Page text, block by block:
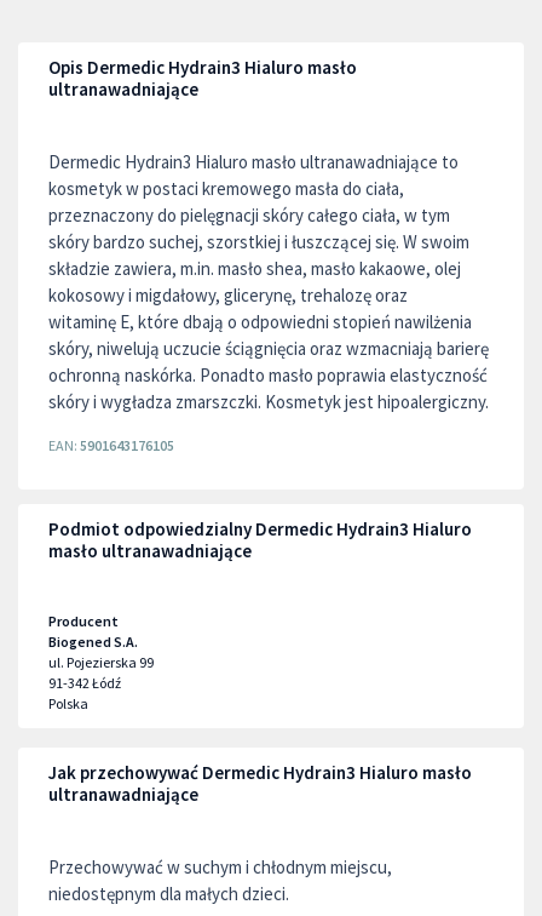
Opis Dermedic Hydrain3 Hialuro masło
ultranawadniające
Dermedic Hydrain3 Hialuro masło ultranawadniające to
kosmetyk w postaci kremowego masła do ciała,
przeznaczony do pielęgnacji skóry całego ciała, w tym
skóry bardzo suchej, szorstkiej i łuszczącej się. W swoim
składzie zawiera, m.in. masło shea, masło kakaowe, olej
kokosowy i migdałowy, glicerynę, trehalozę oraz
witaminę E, które dbają o odpowiedni stopień nawilżenia
skóry, niwelują uczucie ściągnięcia oraz wzmacniają barierę
ochronną naskórka. Ponadto masło poprawia elastyczność
skóry i wygładza zmarszczki. Kosmetyk jest hipoalergiczny.
EAN: 5901643176105
Podmiot odpowiedzialny Dermedic Hydrain3 Hialuro
masło ultranawadniające
Producent
Biogened S.A.
ul. Pojezierska 99
91-342Łódź
Polska
Jak przechowywać Dermedic Hydrain3 Hialuro masło
ultranawadniające
Przechowywać w suchym i chłodnym miejscu,
niedostępnym dla małych dzieci.